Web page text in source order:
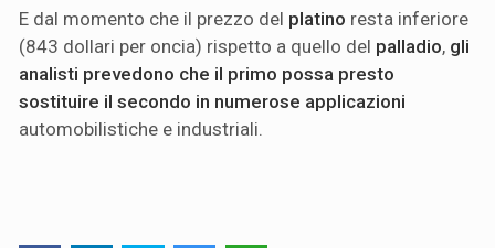
E dal momento che il prezzo del platino resta inferiore
(843 dollari per oncia) rispetto a quello del palladio, gli
analisti prevedono che il primo possa presto
sostituire il secondo in numerose applicazioni
automobilistiche e industriali.